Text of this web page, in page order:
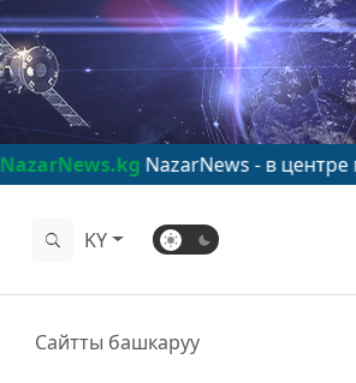
NazarNews - в центре мирового
KY
Сайтты башкаруу